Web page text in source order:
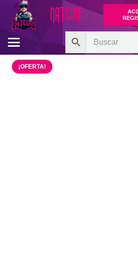
¡OFERTA!